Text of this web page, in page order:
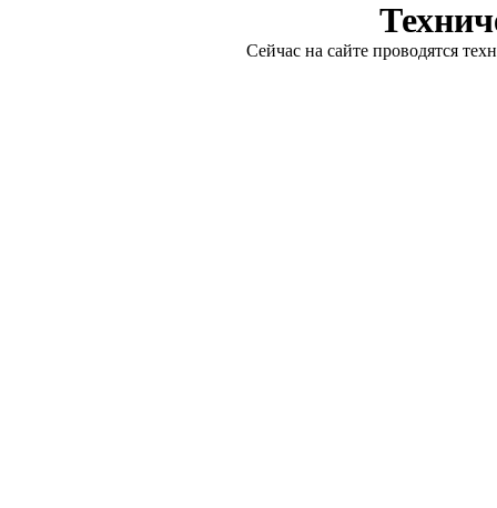
Сейчас на сайте проводятся